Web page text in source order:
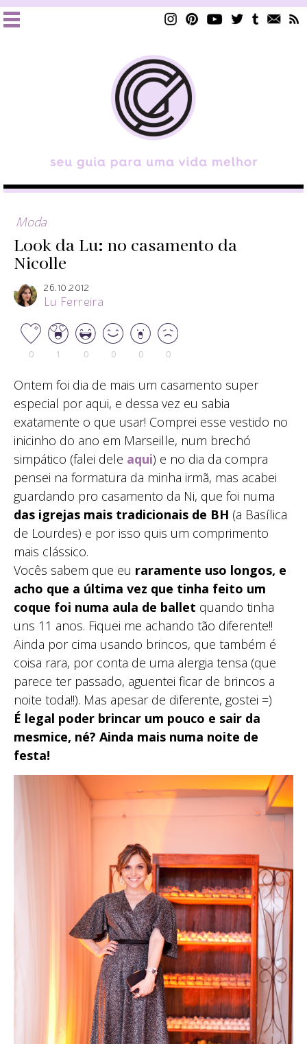
Moda
Look da Lu: no casamento da
Nicolle
26.10.2012
Lu Ferreira
0 1 0 0 0 0
Ontem foi dia de mais um casamento super
especial por aqui, e dessa vez eu sabia
exatamente o que usar! Comprei esse vestido no
inicinho do ano em Marseille, num brechó
simpático (falei dele aqui) e no dia da compra
pensei na formatura da minha irmã, mas acabei
guardando pro casamento da Ni, que foi numa
das igrejas mais tradicionais de BH (a Basílica
de Lourdes) e por isso quis um comprimento
mais clássico.
Vocês sabem que eu raramente uso longos, e
acho que a última vez que tinha feito um
coque foi numa aula de ballet quando tinha
uns 11 anos. Fiquei me achando tão diferente!!
Ainda por cima usando brincos, que também é
coisa rara, por conta de uma alergia tensa (que
parece ter passado, aguentei ficar de brincos a
noite toda!!). Mas apesar de diferente, gostei =)
É legal poder brincar um pouco e sair da
mesmice, né? Ainda mais numa noite de
festa!